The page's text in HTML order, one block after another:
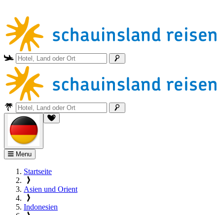
Menu
Startseite
Asien und Orient
Indonesien